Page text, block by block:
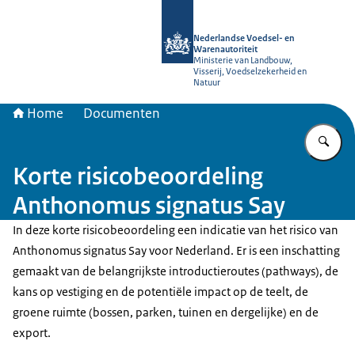
Nederlandse Voedsel- en
Warenautoriteit
Ministerie van Landbouw,
Visserij, Voedselzekerheid en
Natuur
Home Documenten
Korte risicobeoordeling
Anthonomus signatus Say
In deze korte risicobeoordeling een indicatie van het risico van
Anthonomus signatus Say voor Nederland. Er is een inschatting
gemaakt van de belangrijkste introductieroutes (pathways), de
kans op vestiging en de potentiële impact op de teelt, de
groene ruimte (bossen, parken, tuinen en dergelijke) en de
export.